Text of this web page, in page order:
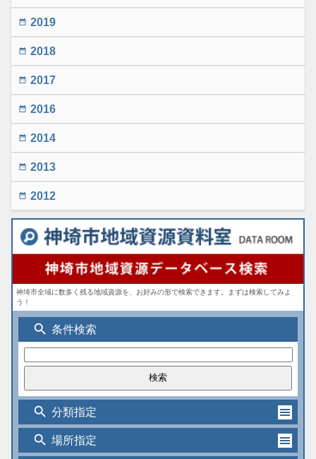
date_range 2019
date_range 2018
date_range 2017
date_range 2016
date_range 2014
date_range 2013
date_range 2012
神埼市全域に数多く残る地域資源を、お好みの形で検索できます。まずは検索してみよ
う！
search 条件検索
search 分類指定
search 場所指定